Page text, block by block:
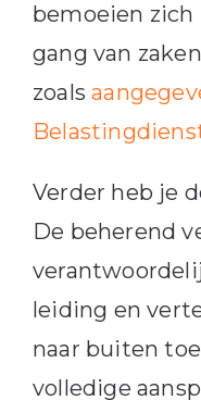
bemoeien
gang van
zoals
Verder heb je
De beherend
leiding en
naar buiten
volledige